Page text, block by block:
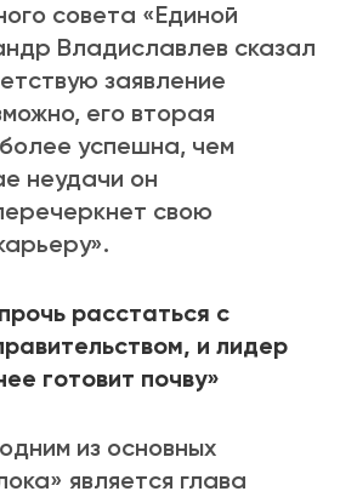
совета «Единой
Владиславлев сказал
заявление
его вторая
успешна, чем
неудачи он
свою
расстаться с
и лидер
готовит почву»
из основных
является глава